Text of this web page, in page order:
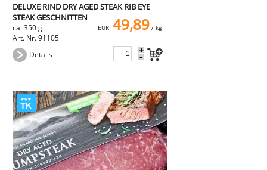
DELUXE RIND DRY AGED STEAK RIB EYE
STEAK GESCHNITTEN
ca. 350 g
Art. Nr. 91105
EUR 49,89/ kg
Details +
-